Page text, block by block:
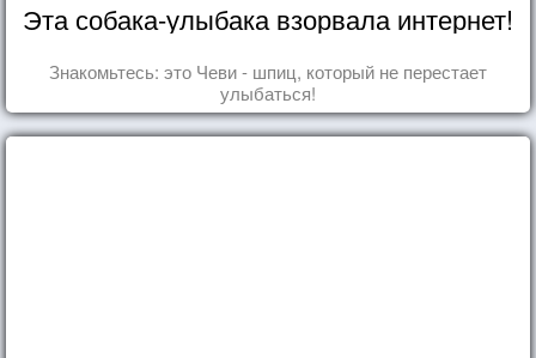
Эта собака-улыбака взорвала интернет!
Знакомьтесь: это Чеви - шпиц, который не перестает
улыбаться!